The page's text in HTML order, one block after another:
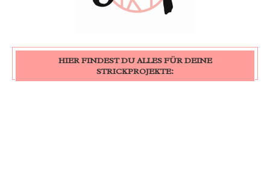
HIER FINDEST DU ALLES FÜR DEINE
STRICKPROJEKTE: